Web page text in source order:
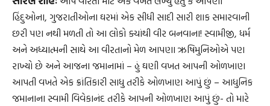
હિંદુઓના, ગુજરાતીઓના ઘરમાં એક સીધી સાદી સારી શાક સમારવાની
છરી પણ નથી મળતી તો આ લોકો ક્યાંથી વીર બનવાના! સ્વામીજી, ધર્મ
અને અધ્યાત્મની સાથે આ વીરતાનો મેળ આપણા ઋષિમુનિઓએ પણ
રાખ્યો છે અને આજના જમાનામાં – હું ઘણી વખત આપની ઓળખાણ
આપતી વખતે એક ક્રાંતિકારી સાધુ તરીકે ઓળખાણ આપું છું – આધુનિક
જમાનાના સ્વામી વિવેકાનંદ તરીકે આપની ઓળખાણ આપું છું- તો મારે